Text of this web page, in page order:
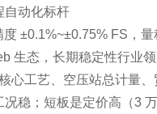
自动化标杆
度 ±0.1%~±0.75% FS，
生态，长期稳定性行业
心工艺、空压站总计量
况稳；短板是定价高（3